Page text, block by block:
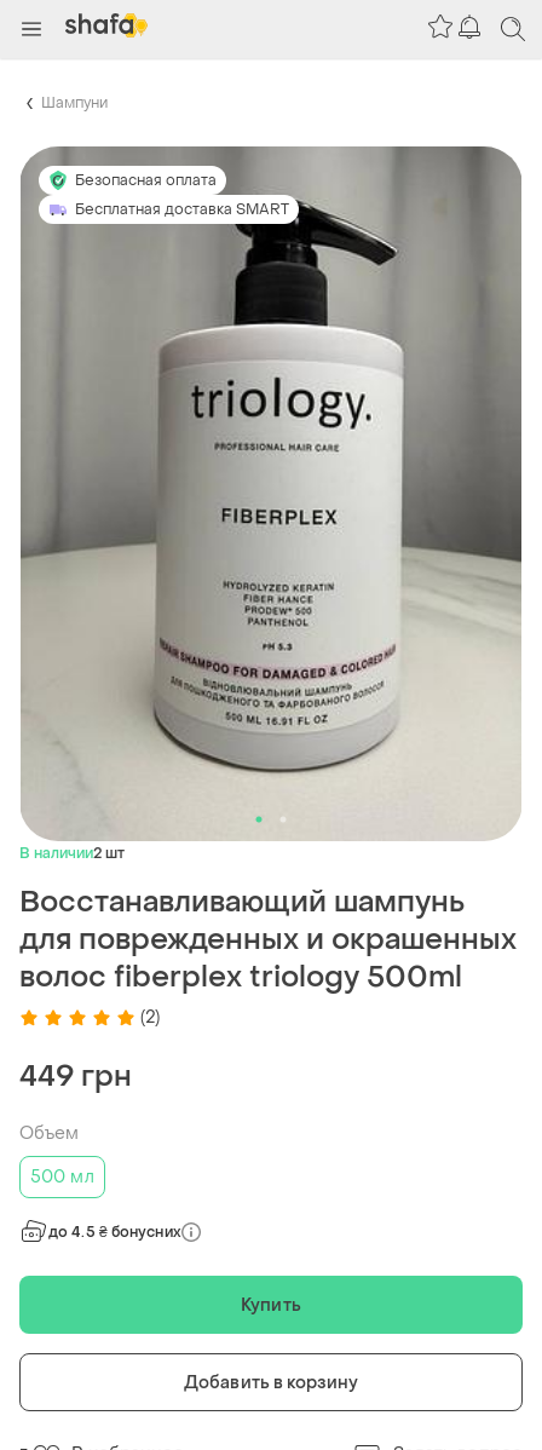
Шампуни
Безопасная оплата
Бесплатная доставка SMART
В наличии2 шт
Восстанавливающий шампунь
для поврежденных и окрашенных
волос fiberplex triology 500ml
(2)
449 грн
Объем
500 мл
до 4.5 ₴ бонусних
Купить
Добавить в корзину